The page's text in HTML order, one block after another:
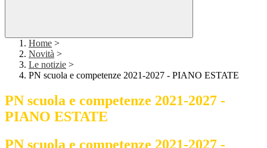
Home >
Novità >
Le notizie >
PN scuola e competenze 2021-2027 - PIANO ESTATE
PN scuola e competenze 2021-2027 -
PIANO ESTATE
PN scuola e competenze 2021-2027 -